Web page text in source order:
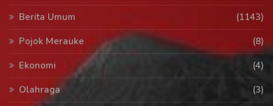
Berita Umum
(1143)
Pojok Merauke
(8)
Ekonomi
(4)
Olahraga
(3)